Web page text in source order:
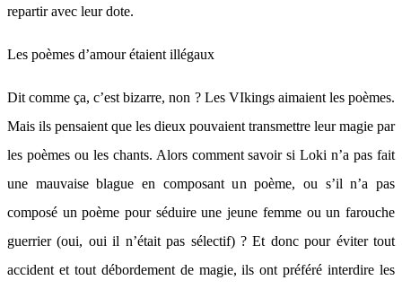
repartir avec leur dote.
Les poèmes d’amour étaient illégaux
Dit comme ça, c’est bizarre, non ? Les VIkings aimaient les poèmes.
Mais ils pensaient que les dieux pouvaient transmettre leur magie par
les poèmes ou les chants. Alors comment savoir si Loki n’a pas fait
une mauvaise blague en composant un poème, ou s’il n’a pas
composé un poème pour séduire une jeune femme ou un farouche
guerrier (oui, oui il n’était pas sélectif) ? Et donc pour éviter tout
accident et tout débordement de magie, ils ont préféré interdire les